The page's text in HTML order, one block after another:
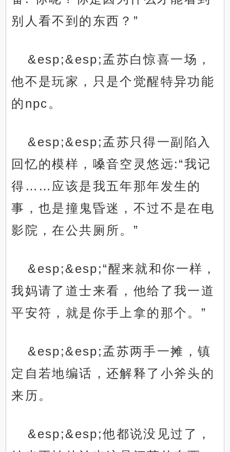
别人看不到的东西？”
&esp;&esp;孟苏白惊喜一场，
他不是玩家，只是个觉醒特异功能
的npc。
&esp;&esp;孟苏只得一副陷入
回忆的模样，嗓音空灵悠远:“我记
得……应该是我五年那年发生的
事，也是撞鬼昏迷，不过不是在电
影院，在公共厕所。”
&esp;&esp;“醒来就和你一样，
我妈请了道士来看，他给了我一道
平安符，就是你手上拿的那个。”
&esp;&esp;孟苏两手一摊，镇
定自若地编话，还解释了小斧头的
来历。
&esp;&esp;他都说没见过了，